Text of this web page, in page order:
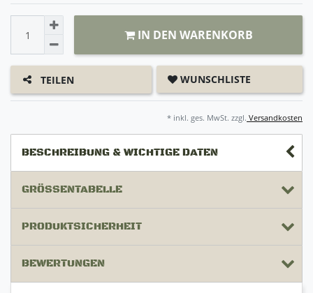
IN DEN WARENKORB
TEILEN WUNSCHLISTE
* inkl. ges. MwSt. zzgl. Versandkosten
BESCHREIBUNG & WICHTIGE DATEN
GRÖSSENTABELLE
PRODUKTSICHERHEIT
BEWERTUNGEN